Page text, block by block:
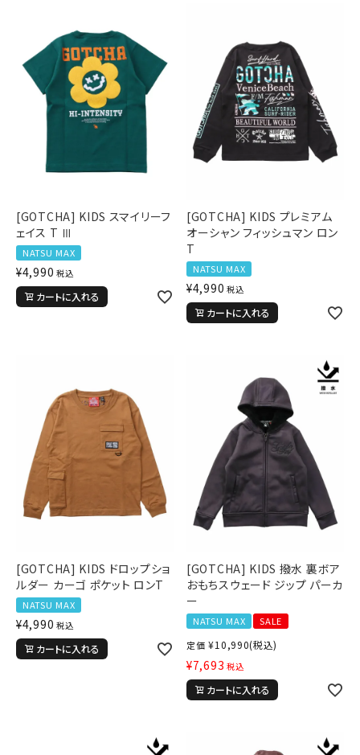
価格から探す
並び順
サイズ
S
L
XL
29inc
30inc
32inc
38inc
[GOTCHA] KIDS スマイリーフ
ェイス T Ⅲ
NATSU MAX
¥4,990 税込
カートに入れる
[GOTCHA] KIDS プレミアム
オーシャン フィッシュマン ロン
T
NATSU MAX
¥4,990 税込
カートに入れる
[GOTCHA] KIDS ドロップショ
ルダー カーゴ ポケット ロンT
NATSU MAX
¥4,990 税込
カートに入れる
[GOTCHA] KIDS 撥水 裏ボア
おもちスウェード ジップ パーカ
ー
NATSU MAX
SALE
定価 ¥10,990(税込)
¥7,693 税込
カートに入れる